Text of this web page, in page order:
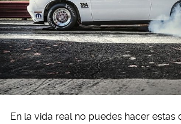
En la vida real no puedes hacer estas